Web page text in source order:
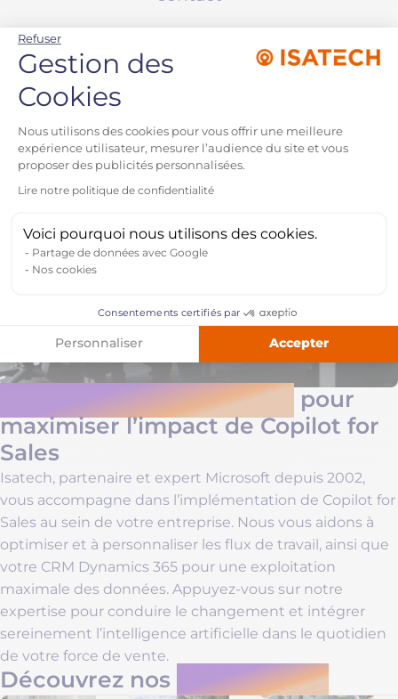
CRM. (2)
Isatech, votre intégrateur pour
maximiser l’impact de Copilot for
Sales
Isatech, partenaire et expert Microsoft depuis 2002,
vous accompagne dans l’implémentation de Copilot for
Sales au sein de votre entreprise. Nous vous aidons à
optimiser et à personnaliser les flux de travail, ainsi que
votre CRM Dynamics 365 pour une exploitation
maximale des données. Appuyez-vous sur notre
expertise pour conduire le changement et intégrer
sereinement l’intelligence artificielle dans le quotidien
de votre force de vente.
Découvrez nos témoignages
Refuser
Gestion des
Cookies
Plateforme de Gestion du
Nous utilisons des cookies pour vous offrir une meilleure
expérience utilisateur, mesurer l’audience du site et vous
proposer des publicités personnalisées.
Lire notre politique de confidentialité
Voici pourquoi nous utilisons des cookies.
Partage de données avec Google
Nos cookies
Consentements certifiés par
Personnaliser Accepter
Axeptio consent